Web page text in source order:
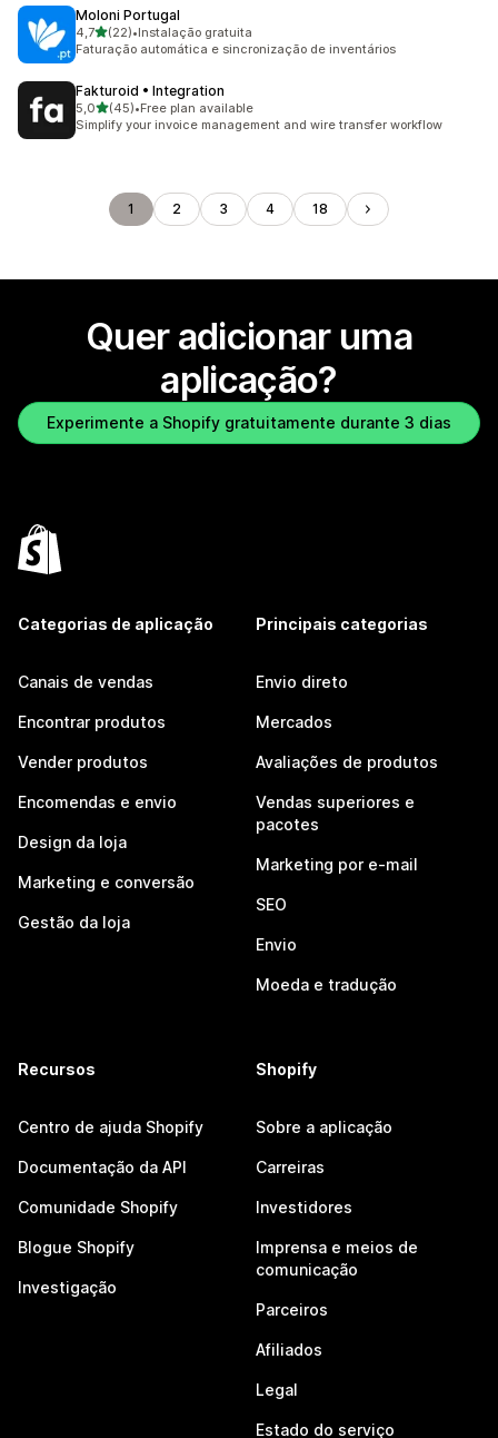
Moloni Portugal
4,7de 5 estrelas
(22)
22 total de avaliações
•Instalação gratuita
Faturação automática e sincronização de inventários
Fakturoid • Integration
5,0de 5 estrelas
(45)
45 total de avaliações
•Free plan available
Simplify your invoice management and wire transfer workflow
1 2 3 4 18
Quer adicionar uma
aplicação?
Experimente a Shopify gratuitamente durante 3 dias
Categorias de aplicação
Canais de vendas
Encontrar produtos
Vender produtos
Encomendas e envio
Design da loja
Marketing e conversão
Gestão da loja
Principais categorias
Envio direto
Mercados
Avaliações de produtos
Vendas superiores e
pacotes
Marketing por e-mail
SEO
Envio
Moeda e tradução
Recursos
Centro de ajuda Shopify
Documentação da API
Comunidade Shopify
Blogue Shopify
Investigação
Shopify
Sobre a aplicação
Carreiras
Investidores
Imprensa e meios de
comunicação
Parceiros
Afiliados
Legal
Estado do serviço